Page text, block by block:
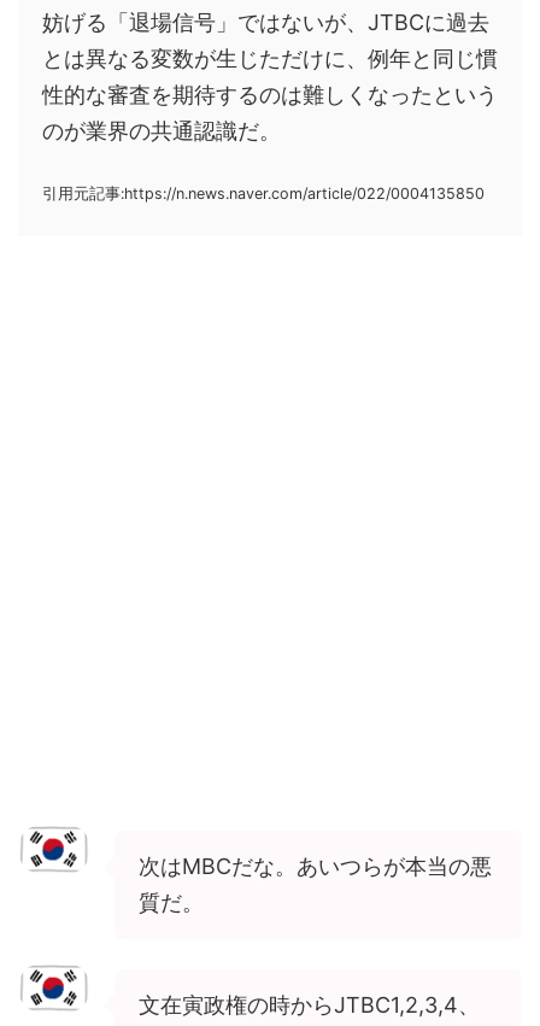
妨げる「退場信号」ではないが、JTBCに過去
とは異なる変数が生じただけに、例年と同じ慣
性的な審査を期待するのは難しくなったという
のが業界の共通認識だ。
引用元記事:https://n.news.naver.com/article/022/0004135850
次はMBCだな。あいつらが本当の悪
質だ。
文在寅政権の時からJTBC1,2,3,4、